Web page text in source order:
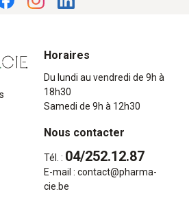
Horaires
Du lundi au vendredi de 9h à
18h30
Samedi de 9h à 12h30
Nous contacter
Tél. : 04/252.12.87
E-mail : contact@pharma-
cie.be